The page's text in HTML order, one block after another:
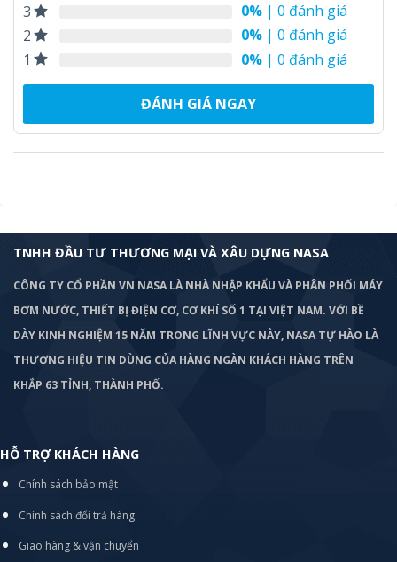
3
0% | 0 đánh giá
2
0% | 0 đánh giá
1
0% | 0 đánh giá
ĐÁNH GIÁ NGAY
TNHH ĐẦU TƯ THƯƠNG MẠI VÀ XÂU DỰNG NASA
CÔNG TY CỔ PHẦN VN NASA LÀ NHÀ NHẬP KHẨU VÀ PHÂN PHỐI MÁY
BƠM NƯỚC, THIẾT BỊ ĐIỆN CƠ, CƠ KHÍ SỐ 1 TẠI VIỆT NAM. VỚI BỀ
DÀY KINH NGHIỆM 15 NĂM TRONG LĨNH VỰC NÀY, NASA TỰ HÀO LÀ
THƯƠNG HIỆU TIN DÙNG CỦA HÀNG NGÀN KHÁCH HÀNG TRÊN
KHẮP 63 TỈNH, THÀNH PHỐ.
HỖ TRỢ KHÁCH HÀNG
Chính sách bảo mật
Chính sách đổi trả hàng
Giao hàng & vận chuyển